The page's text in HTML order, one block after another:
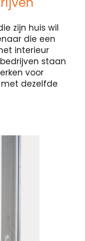
zijn huis wil
die een
interieur
staan
voor
dezelfde